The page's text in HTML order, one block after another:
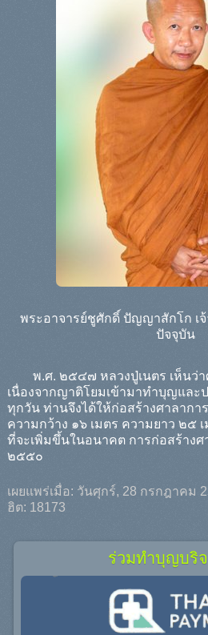
พระอาจารย์ชูศักดิ์ ปัญญาสักโก เ
ปัจจุบัน
พ.ศ. ๒๕๔๗ หลวงปู่เนตร เห็นว่า
เนื่องจากญาติโยมเข้ามาทำบุญและ
ทุกวัน ท่านจึงได้ให้ก่อสร้างศาลากา
ความกว้าง ๑๖ เมตร ความยาว ๒๕
ที่จะเพิ่มขึ้นในอนาคต การก่อสร้างศ
๒๕๕๐
เผยแพร่เมื่อ: วันศุกร์, 28 กรกฎาคม
ฮิต: 18173
ร่วมทำบุญบริ